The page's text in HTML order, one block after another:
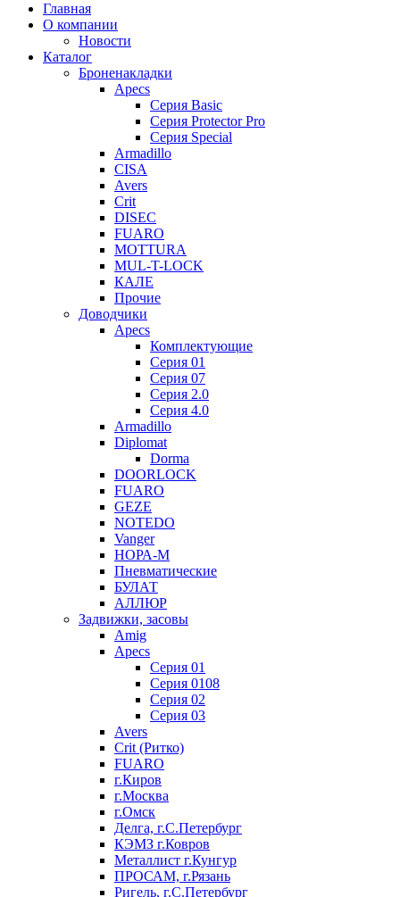
Главная
О компании
Новости
Каталог
Броненакладки
Apecs
Серия Basic
Серия Protector Pro
Серия Special
Armadillo
CISA
Avers
Crit
DISEC
FUARO
MOTTURA
MUL-T-LOCK
КАЛЕ
Прочие
Доводчики
Apecs
Комплектующие
Серия 01
Серия 07
Серия 2.0
Серия 4.0
Armadillo
Diplomat
Dorma
DOORLOCK
FUARO
GEZE
NOTEDO
Vanger
НОРА-М
Пневматические
БУЛАТ
АЛЛЮР
Задвижки, засовы
Amig
Apecs
Серия 01
Серия 0108
Серия 02
Серия 03
Avers
Crit (Ритко)
FUARO
г.Киров
г.Москва
г.Омск
Делга, г.С.Петербург
КЭМЗ г.Ковров
Металлист г.Кунгур
ПРОСАМ, г.Рязань
Ригель, г.С.Петербург